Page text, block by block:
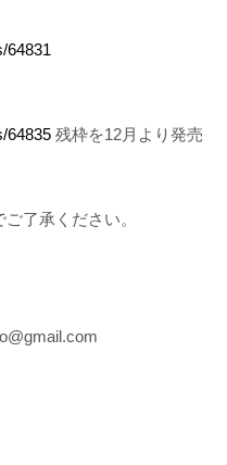
64831
64835 残枠を12月より発売
了承ください。